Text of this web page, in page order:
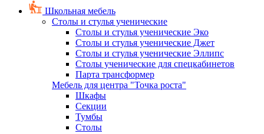
Школьная мебель
Столы и стулья ученические
Столы и стулья ученические Эко
Столы и стулья ученические Джет
Столы и стулья ученические Эллипс
Столы ученические для спецкабинетов
Парта трансформер
Мебель для центра "Точка роста"
Шкафы
Секции
Тумбы
Столы